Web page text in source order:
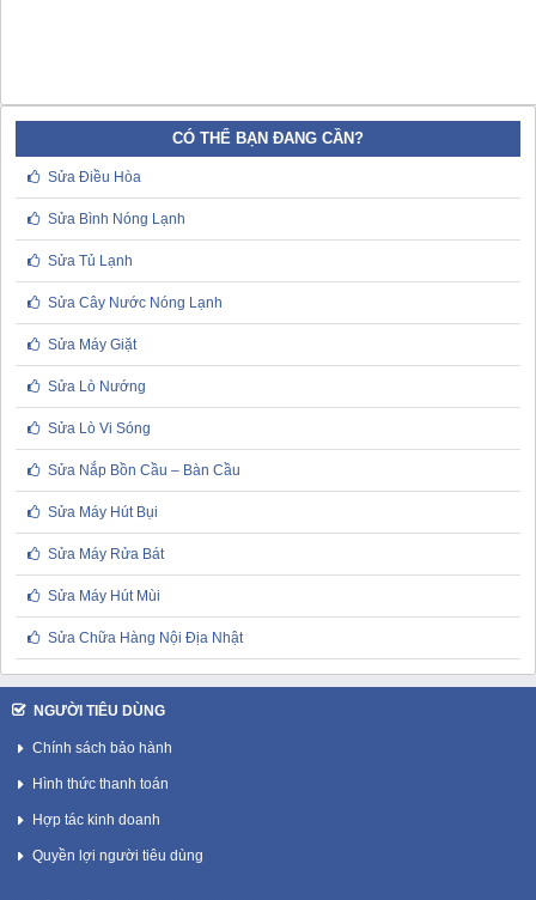
CÓ THỂ BẠN ĐANG CẦN?
Sửa Điều Hòa
Sửa Bình Nóng Lạnh
Sửa Tủ Lạnh
Sửa Cây Nước Nóng Lạnh
Sửa Máy Giặt
Sửa Lò Nướng
Sửa Lò Vi Sóng
Sửa Nắp Bồn Cầu – Bàn Cầu
Sửa Máy Hút Bụi
Sửa Máy Rửa Bát
Sửa Máy Hút Mùi
Sửa Chữa Hàng Nội Địa Nhật
NGƯỜI TIÊU DÙNG
Chính sách bảo hành
Hình thức thanh toán
Hợp tác kinh doanh
Quyền lợi người tiêu dùng